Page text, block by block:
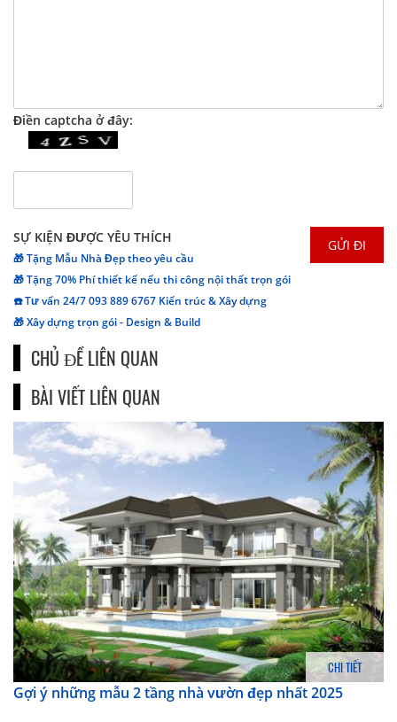
Điền captcha ở đây:
SỰ KIỆN ĐƯỢC YÊU THÍCH
🎁 Tặng Mẫu Nhà Đẹp theo yêu cầu
🎁 Tặng 70% Phí thiết kế nếu thi công nội thất trọn gói
☎️ Tư vấn 24/7 093 889 6767 Kiến trúc & Xây dựng
🎁 Xây dựng trọn gói - Design & Build
CHỦ ĐỀ LIÊN QUAN
BÀI VIẾT LIÊN QUAN
CHI TIẾT
Gợi ý những mẫu 2 tầng nhà vườn đẹp nhất 2025